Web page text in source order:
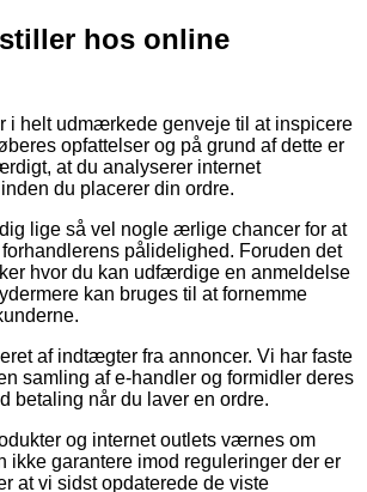
hos online
i helt udmærkede genveje til at inspicere
opfattelser og på grund af dette er
at du analyserer internet
du placerer din ordre.
lige så vel nogle ærlige chancer for at
pålidelighed. Foruden det
hvor du kan udfærdige en anmeldelse
kan bruges til at fornemme
af indtægter fra annoncer. Vi har faste
samling af e-handler og formidler deres
betaling når du laver en ordre.
og internet outlets værnes om
ikke garantere imod reguleringer der er
at vi sidst opdaterede de viste